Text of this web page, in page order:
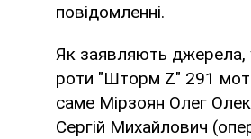
повідомленні.
Як заявляють джерела,
роти "Шторм Z" 291
саме Мірзоян Олег
Сергій Михайлович